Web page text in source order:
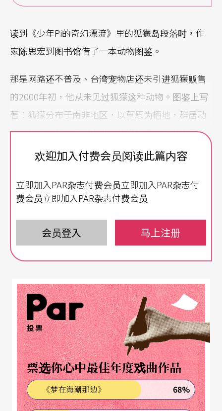
读到《少年Pi的奇幻漂流》里的狐獴岛段落时，作
家陈思宏到图书馆借了一本动物图鉴。
那是网路还不普及、台湾宠物店还未引进狐獴贩售
的2000年初，他从未见过狐獴这种动物。图鉴上写
著：狐獴分布于南非地区，以草原为栖地，群居动
物，性情温和。回到小说，住满狐獴、提供水源与
食物的小岛，湖水却在夜晚变成酸液，莲花里藏有
是一座吃人之岛。
某年他到日本奈良旅行，公园里有野生鹿群散步、
与人互动，他原想与鹿互动，鹿却一口咬住他的屁
温和。「我被咬了一口才知道，鹿终究是动物，有
野性存在，不像人类期待的那么温驯。就和狐獴岛
上的狐獴一样。只是动物来到了人类的想像力里，
总是要很可爱，去除全部的野性，但为什么动物一
定要可爱，才能符合我们对这个世界的想像？」
由加拿大作家扬．马泰尔（Yann Martel）所写的
《少年Pi的奇幻漂流》于2001年出版，讲述16岁的
欢迎加入付费会员阅读此篇内容
立即加入PAR杂志付费会员立即加入PAR杂志付
费会员立即加入PAR杂志付费会员
会员登入 马上注册
投票
票选你心中最佳年度戏曲作品
《梦在海潮那边》 68%